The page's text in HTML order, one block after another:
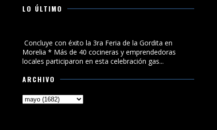
LO ÚLTIMO
Concluye con éxito la 3ra Feria de la Gordita en
Morelia * Más de 40 cocineras y emprendedoras
locales participaron en esta celebración gas...
ARCHIVO